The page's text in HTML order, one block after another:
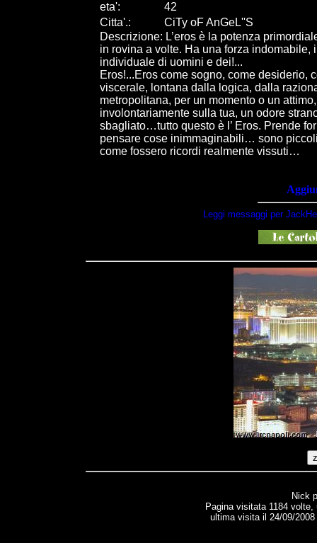
eta':
42
Citta'.:
CiTy oF AnGeL''S
Descrizione: L’eros è la potenza
in rovina a volte. Ha una forza
individuale di uomini e dei!...
Eros!...Eros come sogno, come desiderio,
viscerale, lontana dalla logica, dalla
metropolitana, per un momento o un
involontariamente sulla tua, un odore
sbagliato…tutto questo è l’ Eros. Prende
pensare cose inimmaginabili… sono
come fossero ricordi realmente vissuti…
Leggi messaggi per
Nick
Pagina visitata 1184
ultima visita il 24/09/